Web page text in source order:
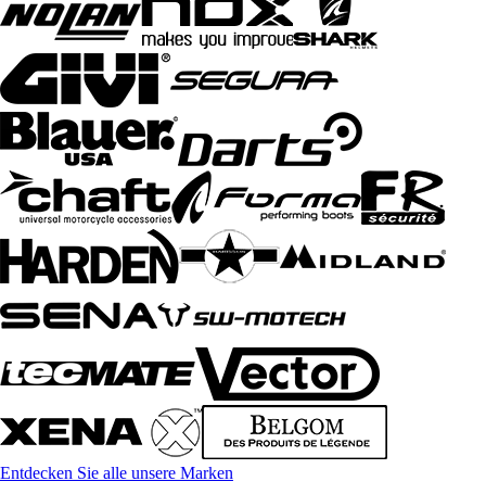
Entdecken Sie alle unsere Marken